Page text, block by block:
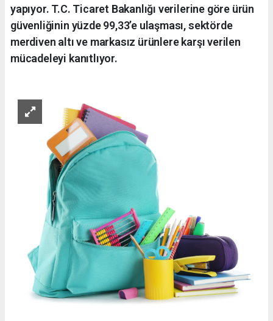
yapıyor. T.C. Ticaret Bakanlığı verilerine göre ürün
güvenliğinin yüzde 99,33’e ulaşması, sektörde
merdiven altı ve markasız ürünlere karşı verilen
mücadeleyi kanıtlıyor.